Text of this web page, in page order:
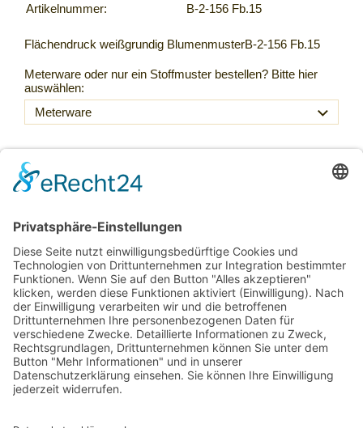
Artikelnummer: B-2-156 Fb.15
Flächendruck weißgrundig BlumenmusterB-2-156 Fb.15
Meterware oder nur ein Stoffmuster bestellen? Bitte hier
auswählen:
39,50 €
Inkl. 20 % USt. zzgl. Versand
Sofort ab Lager
Laufmeter *(39,50 € / lfm):
In den Warenkorb
Für später merken